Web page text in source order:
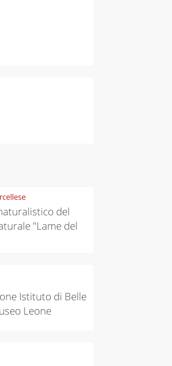
del
"Lame del
Istituto di Belle
Leone